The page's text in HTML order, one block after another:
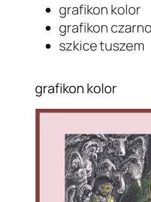
grafikon kolor
grafikon
szkice tuszem
grafikon kolor